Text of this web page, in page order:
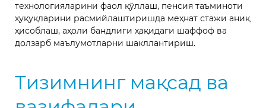
технологияларини фаол қўллаш, пенсия таъминоти
ҳуқуқларини расмийлаштиришда меҳнат стажи аниқ
ҳисоблаш, аҳоли бандлиги ҳақидаги шаффоф ва
долзарб маълумотларни шакллантириш.
Тизимнинг мақсад ва